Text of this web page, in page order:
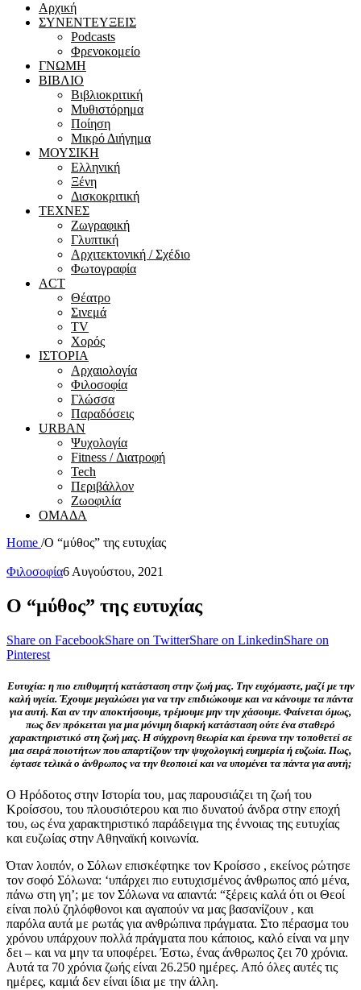
Αρχική
ΣΥΝΕΝΤΕΥΞΕΙΣ
Podcasts
Φρενοκομείο
ΓΝΩΜΗ
ΒΙΒΛΙΟ
Βιβλιοκριτική
Μυθιστόρημα
Ποίηση
Μικρό Διήγημα
ΜΟΥΣΙΚΗ
Ελληνική
Ξένη
Δισκοκριτική
ΤΕΧΝΕΣ
Ζωγραφική
Γλυπτική
Αρχιτεκτονική / Σχέδιο
Φωτογραφία
ACT
Θέατρο
Σινεμά
ΤV
Χορός
ΙΣΤΟΡΙΑ
Αρχαιολογία
Φιλοσοφία
Γλώσσα
Παραδόσεις
URBAN
Ψυχολογία
Fitness / Διατροφή
Tech
Περιβάλλον
Ζωοφιλία
ΟΜΑΔΑ
Home /Ο “μύθος” της ευτυχίας
Φιλοσοφία6 Αυγούστου, 2021
Ο “μύθος” της ευτυχίας
Share on FacebookShare on TwitterShare on LinkedinShare on
Pinterest
Ευτυχία: η πιο επιθυμητή κατάσταση στην ζωή μας. Την ευχόμαστε, μαζί με την
καλή υγεία. Έχουμε μεγαλώσει για να την επιδιώκουμε και να κάνουμε τα πάντα
για αυτή. Και αν την αποκτήσουμε, τρέμουμε μην την χάσουμε. Φαίνεται όμως,
πως δεν πρόκειται για μια μόνιμη διαρκή κατάσταση ούτε ένα σταθερό
χαρακτηριστικό στη ζωή μας. Η σύγχρονη θεωρία και έρευνα την τοποθετεί σε
μια σειρά ποιοτήτων που απαρτίζουν την ψυχολογική ευημερία ή ευζωία. Πως,
έφτασε τελικά ο άνθρωπος να την θεοποιεί και να υπομένει τα πάντα για αυτή;
Ο Ηρόδοτος στην Ιστορία του, μας παρουσιάζει τη ζωή του
Κροίσσου, του πλουσιότερου και πιο δυνατού άνδρα στην εποχή
του, ως ένα χαρακτηριστικό παράδειγμα της έννοιας της ευτυχίας
και ευζωίας στην Αθηναϊκή κοινωνία.
Όταν λοιπόν, ο Σόλων επισκέφτηκε τον Κροίσσο , εκείνος ρώτησε
τον σοφό Σόλωνα: ‘υπάρχει πιο ευτυχισμένος άνθρωπος από μένα,
πάνω στη γη’; με τον Σόλωνα να απαντά: “ξέρεις καλά ότι οι Θεοί
είναι πολύ ζηλόφθονοι και αγαπούν να μας βασανίζουν , και
παρόλα αυτά με ρωτάς για ανθρώπινα πράγματα. Στο πέρασμα του
χρόνου υπάρχουν πολλά πράγματα που κάποιος, καλό είναι να μην
δει – και να μην τα υποφέρει. Έστω, ένας άνθρωπος ζει 70 χρόνια.
Αυτά τα 70 χρόνια ζωής είναι 26.250 ημέρες. Από όλες αυτές τις
ημέρες, καμιά δεν είναι ίδια με την άλλη.